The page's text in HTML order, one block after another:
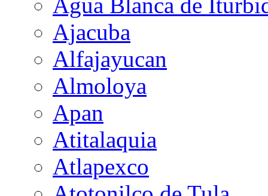
Ajacuba
Alfajayucan
Almoloya
Apan
Atitalaquia
Atlapexco